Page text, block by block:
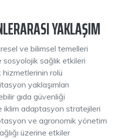
YAKLAŞIM
ve bilimsel temelleri
sağlık etkileri
hizmetlerinin rolü
yaklaşımları
gıda güvenliği
iklim adaptasyon stratejileri
ve agronomik yönetim
üzerine etkiler